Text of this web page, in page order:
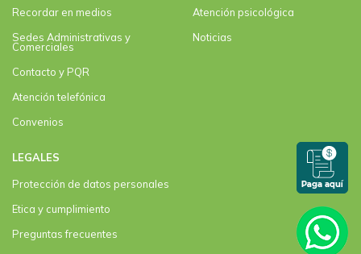
Recordar en medios
Sedes Administrativas y
Comerciales
Contacto y PQR
Atención telefónica
Convenios
Atención psicológica
Noticias
LEGALES
Protección de datos personales
Etica y cumplimiento
Preguntas frecuentes